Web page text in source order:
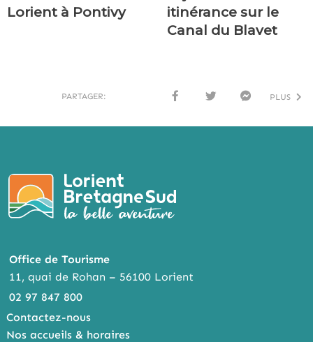
Lorient à Pontivy
itinérance sur le
Canal du Blavet
PARTAGER:
BOO
TTER
ENG
PLUS
Office de Tourisme
11, quai de Rohan – 56100 Lorient
02 97 847 800
Contactez-nous
Nos accueils & horaires